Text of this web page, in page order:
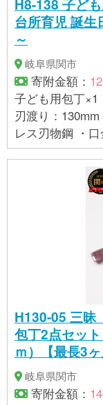
H8-138 子ど
台所育児 誕生
～
岐阜県関市
寄附金額：
子ども用包丁×1 【サイズ】230mm×40mm×18mm、
刃渡り：
レス刃物鋼 ・
キ ・ハンドル
H130-05 三
包丁2点セッ
ｍ）【最長3
岐阜県関市
寄附金額：